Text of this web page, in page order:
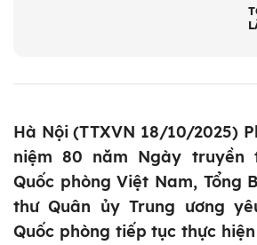
Hà Nội (TTXVN 18/10/2025)
niệm 80 năm Ngày truyền
Quốc phòng Việt Nam, Tổng
thư Quân ủy Trung ương
Quốc phòng tiếp tục thực